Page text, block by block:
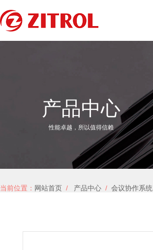
产品中心
性能卓越，所以值得信赖
当前位置： 网站首页 / 产品中心 / 会议协作系统